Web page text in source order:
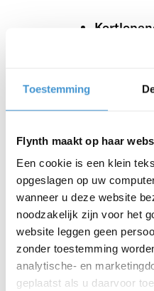
Toestemming
Flynth maakt op haar
Een cookie is een klein
opgeslagen op uw
wanneer u deze website
noodzakelijk zijn voor het
website leggen geen
zonder toestemming
analytische- en
geplaatst als u daarvoor
Deze
een
twaalf
looptijd,
om
langere
plaats